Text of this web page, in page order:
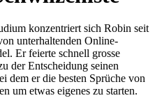
konzentriert sich Robin seit
unterhaltenden Online-
Er feierte schnell grosse
der Entscheidung seinen
dem er die besten Sprüche von
um etwas eigenes zu starten.